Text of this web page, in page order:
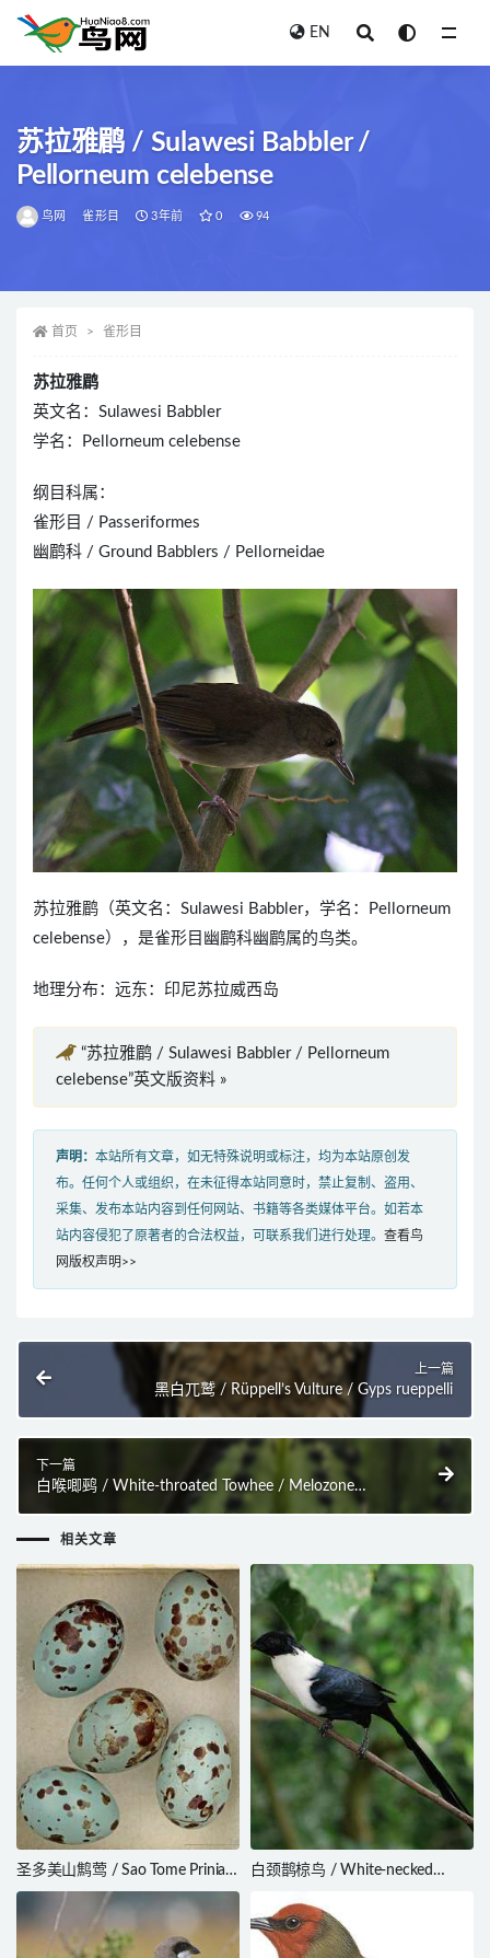
EN
苏拉雅鹛 / Sulawesi Babbler /
Pellorneum celebense
鸟网 雀形目 3年前 0 94
首页 雀形目
苏拉雅鹛
英文名：Sulawesi Babbler
学名：Pellorneum celebense
纲目科属：
雀形目 / Passeriformes
幽鹛科 / Ground Babblers / Pellorneidae
苏拉雅鹛（英文名：Sulawesi Babbler，学名：Pellorneum
celebense），是雀形目幽鹛科幽鹛属的鸟类。
地理分布：远东：印尼苏拉威西岛
“苏拉雅鹛 / Sulawesi Babbler / Pellorneum
celebense”英文版资料 »
声明： 本站所有文章，如无特殊说明或标注，均为本站原创发
布。任何个人或组织，在未征得本站同意时，禁止复制、盗用、
采集、发布本站内容到任何网站、书籍等各类媒体平台。如若本
站内容侵犯了原著者的合法权益，可联系我们进行处理。 查看鸟
网版权声明>>
上一篇
黑白兀鹫 / Rüppell’s Vulture / Gyps rueppelli
下一篇
白喉唧鹀 / White-throated Towhee / Melozone
相关文章
圣多美山鹪莺 / Sao Tome Prinia /
Prinia molleri
白颈鹊椋鸟 / White-necked